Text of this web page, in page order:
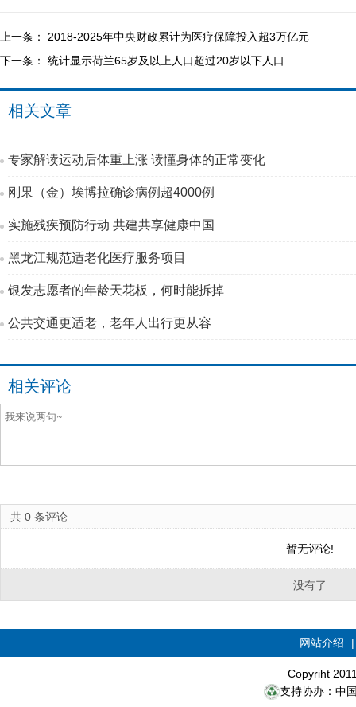
上一条： 2018-2025年中央财政累计为医疗保障投入超3万亿元
下一条： 统计显示荷兰65岁及以上人口超过20岁以下人口
相关文章
专家解读运动后体重上涨 读懂身体的正常变化
刚果（金）埃博拉确诊病例超4000例
实施残疾预防行动 共建共享健康中国
黑龙江规范适老化医疗服务项目
银发志愿者的年龄天花板，何时能拆掉
公共交通更适老，老年人出行更从容
相关评论
共 0 条评论
暂无评论!
没有了
网站介绍
Copyriht
支持协办：中